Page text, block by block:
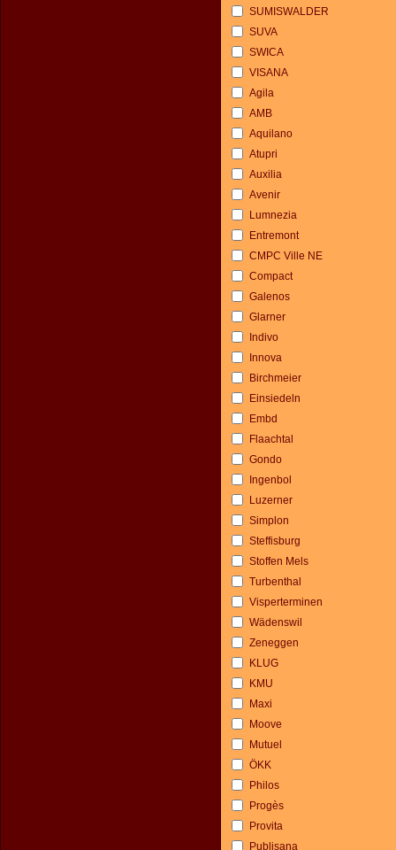
SUMISWALDER
SUVA
SWICA
VISANA
Agila
AMB
Aquilano
Atupri
Auxilia
Avenir
Lumnezia
Entremont
CMPC Ville NE
Compact
Galenos
Glarner
Indivo
Innova
Birchmeier
Einsiedeln
Embd
Flaachtal
Gondo
Ingenbol
Luzerner
Simplon
Steffisburg
Stoffen Mels
Turbenthal
Visperterminen
Wädenswil
Zeneggen
KLUG
KMU
Maxi
Moove
Mutuel
ÖKK
Philos
Progès
Provita
Publisana